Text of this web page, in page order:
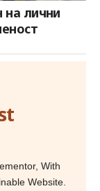
на лични
With
Website.